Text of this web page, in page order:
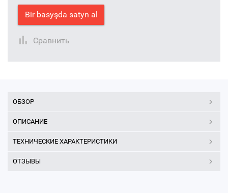
Bir basyşda satyn al
Сравнить
ОБЗОР
ОПИСАНИЕ
ТЕХНИЧЕСКИЕ ХАРАКТЕРИСТИКИ
ОТЗЫВЫ